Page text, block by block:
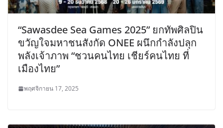
“Sawasdee Sea Games 2025” ยกทัพศิลปิน
ขวัญใจมหาชนสังกัด ONEE ผนึกกำลังปลุก
พลังเจ้าภาพ “ชวนคนไทย เชียร์คนไทย ที่
เมืองไทย”
พฤศจิกายน 17, 2025